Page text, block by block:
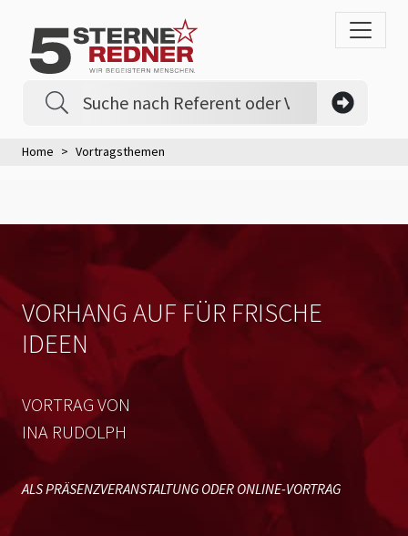
Home Vortragsthemen
VORHANG AUF FÜR FRISCHE
IDEEN
VORTRAG VON
INA RUDOLPH
ALS PRÄSENZVERANSTALTUNG ODER ONLINE-VORTRAG